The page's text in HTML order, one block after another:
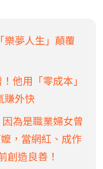
樂夢人生」顛覆
他用「零成本」
賺外快
為是職業婦女曾
，當網紅、成作
創造良善！